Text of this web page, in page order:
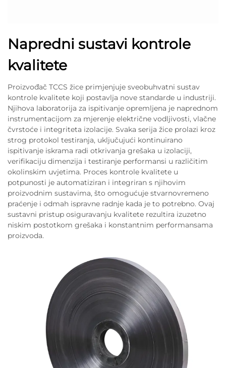
Napredni sustavi kontrole
kvalitete
Proizvođač TCCS žice primjenjuje sveobuhvatni sustav
kontrole kvalitete koji postavlja nove standarde u industriji.
Njihova laboratorija za ispitivanje opremljena je naprednom
instrumentacijom za mjerenje električne vodljivosti, vlačne
čvrstoće i integriteta izolacije. Svaka serija žice prolazi kroz
strog protokol testiranja, uključujući kontinuirano
ispitivanje iskrama radi otkrivanja grešaka u izolaciji,
verifikaciju dimenzija i testiranje performansi u različitim
okolinskim uvjetima. Proces kontrole kvalitete u
potpunosti je automatiziran i integriran s njihovim
proizvodnim sustavima, što omogućuje stvarnovremeno
praćenje i odmah ispravne radnje kada je to potrebno. Ovaj
sustavni pristup osiguravanju kvalitete rezultira izuzetno
niskim postotkom grešaka i konstantnim performansama
proizvoda.